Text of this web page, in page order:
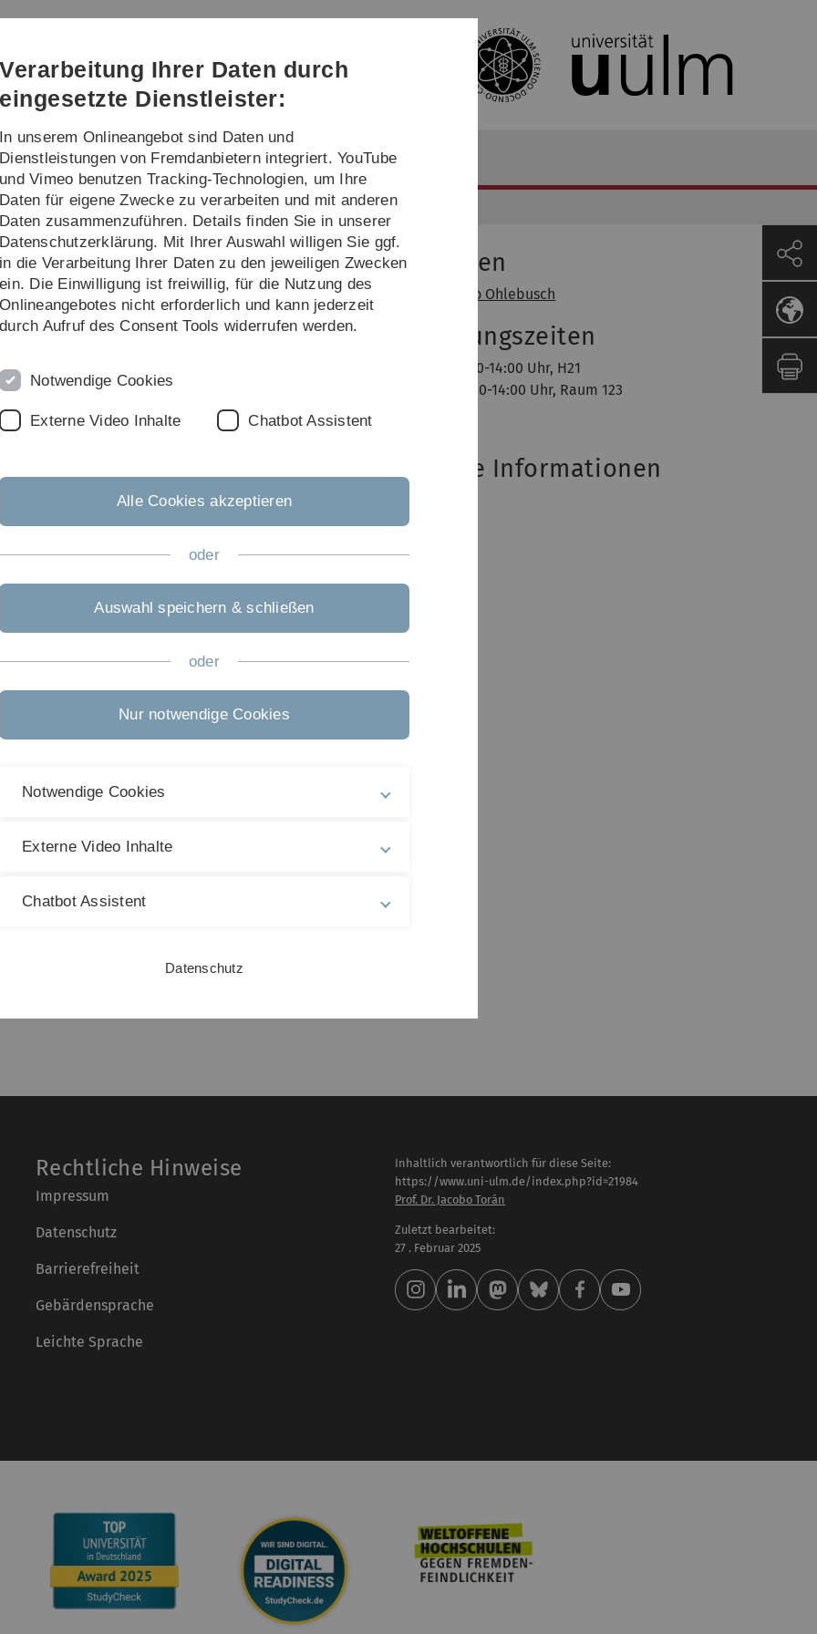
Direkt
Direkt
Direkt
(Sprache,
Drucken,
Social
Direkt
Direkt
Sonstiges
WS 2009/2010 Algorithmen zur Sequenzanalyse
Gene und Proteine, Sprach- und Bildsignale
Alphabet. Entsprechend vielfältig sind die
sehr groß, so dass die Komplexität der
praktischer Bedeutung ist. In der
von Sequenzen und zur Suche exakter und
dieser Algorithmen sind durch biologische
in anderen Bereichen wie z.B. der
Molecular Biology
Dozenten
Prof. Dr. Enno Ohlebusch
Vorlesungszeiten
Montag, 12:30-14:00 Uhr, H21
Dienstag,12:30-14:00 Uhr, Raum 123
Weitere Informationen
Rechtliche Hinweise
Impressum
Datenschutz
Barrierefreiheit
Gebärdensprache
Leichte Sprache
Inhaltlich verantwortlich für diese Seite:
https://www.uni-ulm.de/index.php?id=21984
Prof. Dr. Jacobo Torán
Zuletzt bearbeitet:
27 . Februar 2025
Verarbeitung Ihrer Daten durch
eingesetzte Dienstleister:
In unserem Onlineangebot sind Daten und
Dienstleistungen von Fremdanbietern integriert. YouTube
und Vimeo benutzen Tracking-Technologien, um Ihre
Daten für eigene Zwecke zu verarbeiten und mit anderen
Daten zusammenzuführen. Details finden Sie in unserer
Datenschutzerklärung. Mit Ihrer Auswahl willigen Sie ggf.
in die Verarbeitung Ihrer Daten zu den jeweiligen Zwecken
ein. Die Einwilligung ist freiwillig, für die Nutzung des
Onlineangebotes nicht erforderlich und kann jederzeit
durch Aufruf des Consent Tools widerrufen werden.
Notwendige Cookies
Externe Video Inhalte Chatbot Assistent
Alle Cookies akzeptieren
oder
Auswahl speichern & schließen
oder
Nur notwendige Cookies
Notwendige Cookies
Externe Video Inhalte
Chatbot Assistent
Datenschutz